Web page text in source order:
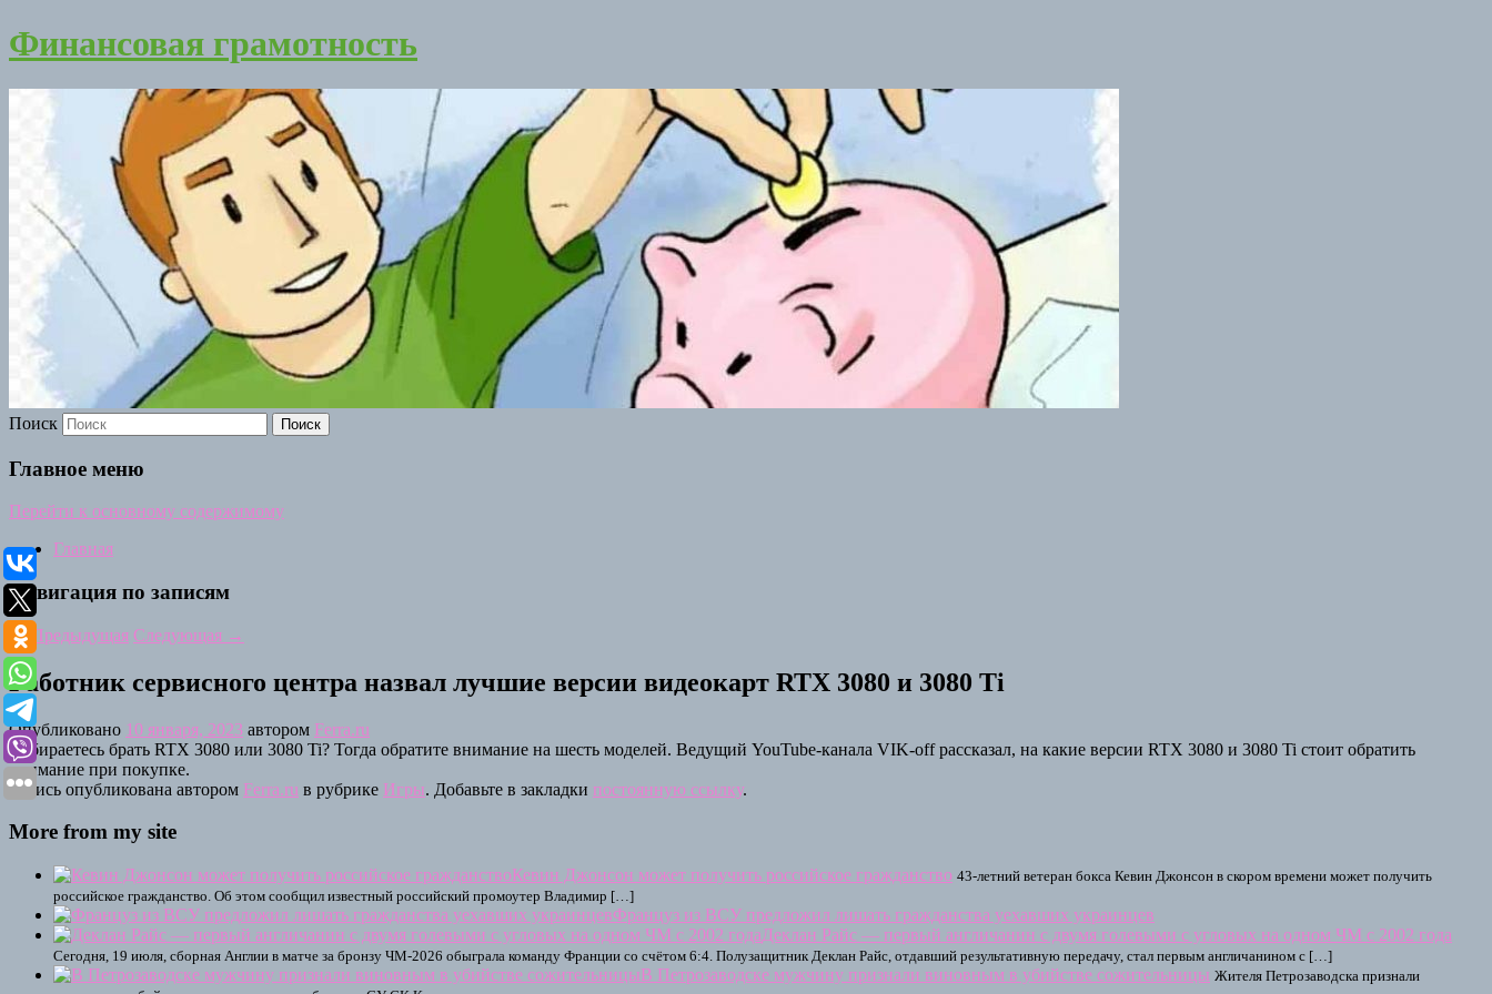
Финансовая грамотность
Поиск
Главное меню
Перейти к основному содержимому
Главная
Навигация по записям
←Предыдущая Следующая →
Работник сервисного центра назвал лучшие версии видеокарт RTX 3080 и 3080 Ti
Опубликовано 10 января, 2023 автором Ferra.ru
Собираетесь брать RTX 3080 или 3080 Ti? Тогда обратите внимание на шесть моделей. Ведущий YouTube-канала VIK-off рассказал, на какие версии RTX 3080 и 3080 Ti стоит обратить
внимание при покупке.
Запись опубликована автором Ferra.ru в рубрике Игры. Добавьте в закладки постоянную ссылку.
More from my site
Кевин Джонсон может получить российское гражданство 43-летний ветеран бокса Кевин Джонсон в скором времени может получить
российское гражданство. Об этом сообщил известный российский промоутер Владимир […]
Француз из ВСУ предложил лишать гражданства уехавших украинцев
Деклан Райс — первый англичанин с двумя голевыми с угловых на одном ЧМ с 2002 года
Сегодня, 19 июля, сборная Англии в матче за бронзу ЧМ-2026 обыграла команду Франции со счётом 6:4. Полузащитник Деклан Райс, отдавший результативную передачу, стал первым англичанином с […]
В Петрозаводске мужчину признали виновным в убийстве сожительницы Жителя Петрозаводска признали